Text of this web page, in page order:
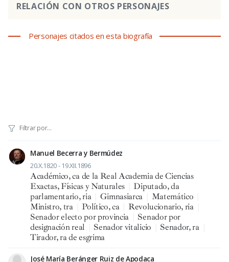
RELACIÓN CON OTROS PERSONAJES
Personajes citados en esta biografía
Manuel Becerra y Bermúdez
20.X.1820 - 19.XII.1896
Académico, ca de la Real Academia de Ciencias
Exactas, Físicas y Naturales
Diputado, da
parlamentario, ria
Gimnasiarca Matemático
Ministro, tra
Político, ca Revolucionario, ria
Senador electo por provincia
Senador por
designación real
Senador vitalicio Senador, ra
Tirador, ra de esgrima
José María Beránger Ruiz de Apodaca